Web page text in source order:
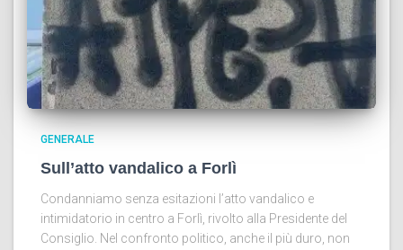
GENERALE
Sull’atto vandalico a Forlì
Condanniamo senza esitazioni l’atto vandalico e
intimidatorio in centro a Forlì, rivolto alla Presidente del
Consiglio. Nel confronto politico, anche il più duro, non